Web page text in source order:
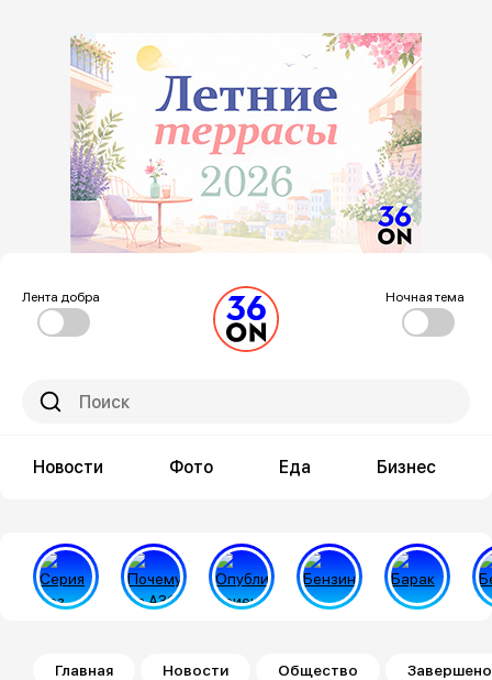
Лента добра Ночная тема
Новости Фото Еда Бизнес
Строка навигации
Главная Новости Общество